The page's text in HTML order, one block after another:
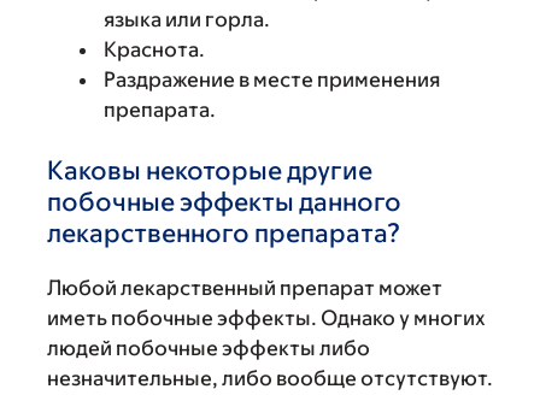
языка или горла.
Краснота.
Раздражение в месте применения
препарата.
Каковы некоторые другие
побочные эффекты данного
лекарственного препарата?
Любой лекарственный препарат может
иметь побочные эффекты. Однако у многих
людей побочные эффекты либо
незначительные, либо вообще отсутствуют.